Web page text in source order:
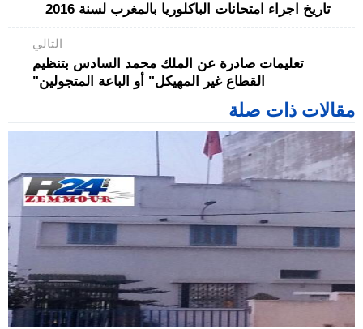
تاريخ اجراء امتحانات الباكلوريا بالمغرب لسنة 2016
التالي
تعليمات صادرة عن الملك محمد السادس بتنظيم
القطاع غير المهيكل" أو الباعة المتجولين"
مقالات ذات صلة